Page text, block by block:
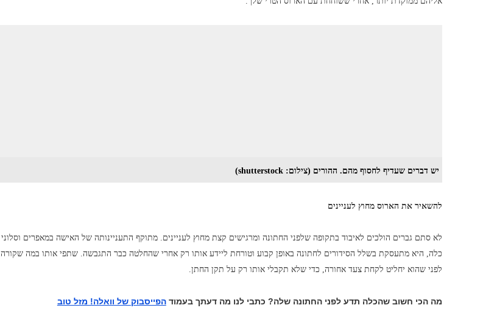
יש דברים שעדיף לחסוף מהם. ההורים (צילום: shutterstock)
להשאיר את הארוס מחוץ לעניינים
לא סתם גברים הולכים לאיבוד בתקופה שלפני החתונה ומרגישים קצת מחוץ לעניינים. מתוקף התעניינותה של האישה במאפרים וסלוני
כלה, היא מתעסקת בשלל הסידורים לחתונה באופן קבוע וטורחת ליידע אותו רק אחרי שהחלטה כבר התגבשה. שתפי אותו במה שקורה
לפני שהוא יחליט לקחת צעד אחורה, כדי שלא תקבלי אותו רק על תקן החתן.
מה הכי חשוב שהכלה תדע לפני החתונה שלה? כתבי לנו מה דעתך בעמודהפייסבוק של וואלה! מזל טוב